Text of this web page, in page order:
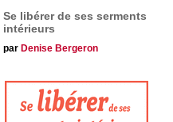
Se libérer de ses serments
intérieurs
par Denise Bergeron